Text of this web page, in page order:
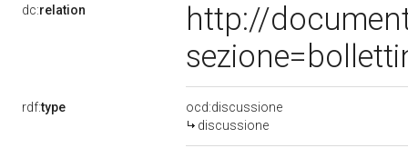
dc:relation
http://
rdf:type
ocd:discussione
discussione